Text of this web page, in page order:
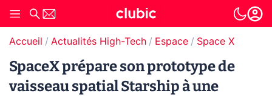
Accueil Actualités High-Tech Espace Space X
SpaceX prépare son prototype de
vaisseau spatial Starship à une